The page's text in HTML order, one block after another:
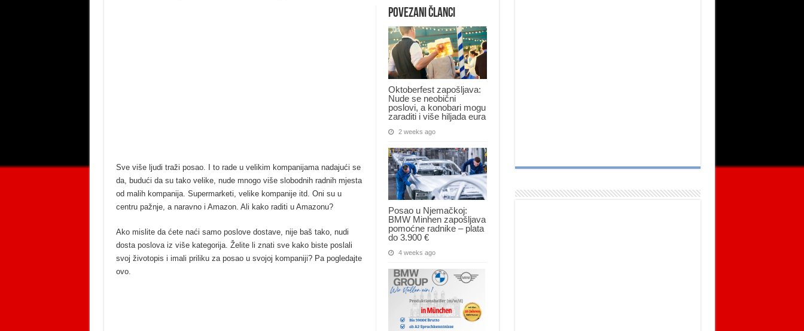
Povezani članci
Oktoberfest zapošljava:
Nude se neobični
poslovi, a konobari mogu
zaraditi i više hiljada eura
2 weeks ago
Posao u Njemačkoj:
BMW Minhen zapošljava
pomoćne radnike – plata
do 3.900 €
4 weeks ago
Sve više ljudi traži posao. I to rade u velikim kompanijama nadajući se
da, budući da su tako velike, nude mnogo više slobodnih radnih mjesta
od malih kompanija. Supermarketi, velike kompanije itd. Oni su u
centru pažnje, a naravno i Amazon. Ali kako raditi u Amazonu?
Ako mislite da ćete naći samo poslove dostave, nije baš tako, nudi
dosta poslova iz više kategorija. Želite li znati sve kako biste poslali
svoj životopis i imali priliku za posao u svojoj kompaniji? Pa pogledajte
ovo.